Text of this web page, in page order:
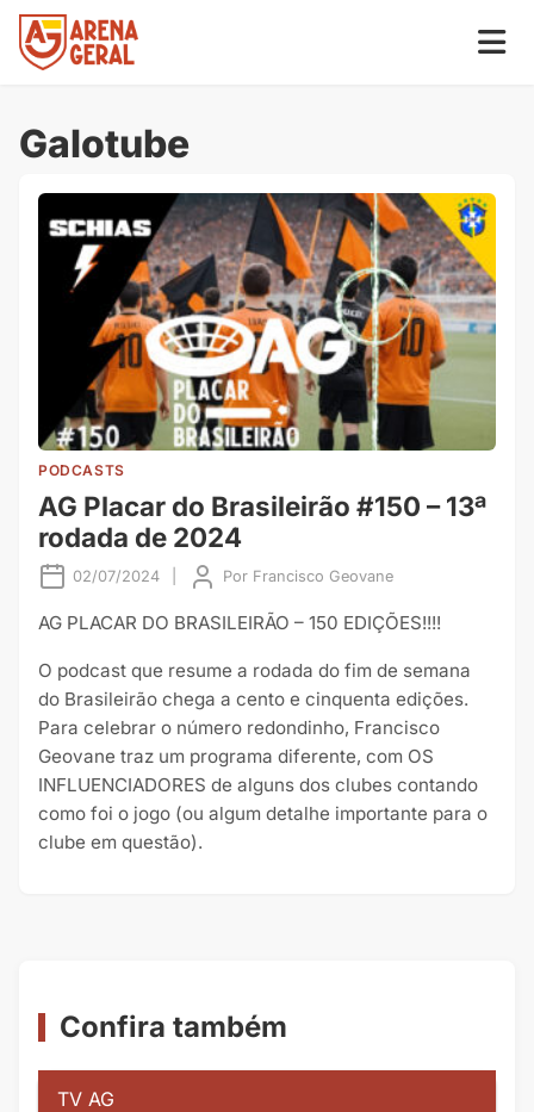
Galotube
PODCASTS
AG Placar do Brasileirão #150 – 13ª
rodada de 2024
02/07/2024 Por Francisco Geovane
AG PLACAR DO BRASILEIRÃO – 150 EDIÇÕES!!!!
O podcast que resume a rodada do fim de semana
do Brasileirão chega a cento e cinquenta edições.
Para celebrar o número redondinho, Francisco
Geovane traz um programa diferente, com OS
INFLUENCIADORES de alguns dos clubes contando
como foi o jogo (ou algum detalhe importante para o
clube em questão).
Confira também
TV AG